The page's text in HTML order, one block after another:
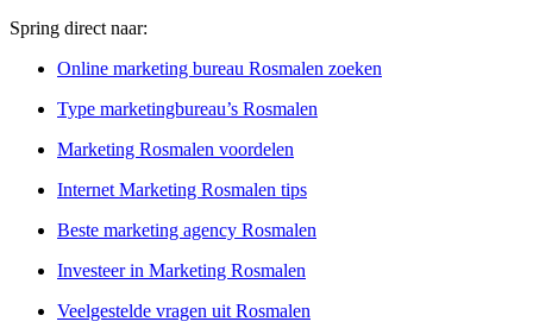
Spring direct naar:
Online marketing bureau Rosmalen zoeken
Type marketingbureau’s Rosmalen
Marketing Rosmalen voordelen
Internet Marketing Rosmalen tips
Beste marketing agency Rosmalen
Investeer in Marketing Rosmalen
Veelgestelde vragen uit Rosmalen